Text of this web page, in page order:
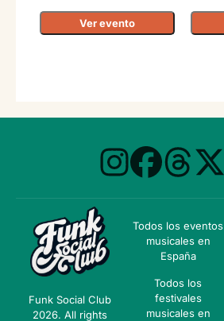
Ver evento
Funk Social Club
2026. All rights
Todos los eventos
musicales en
España
Todos los
festivales
musicales en